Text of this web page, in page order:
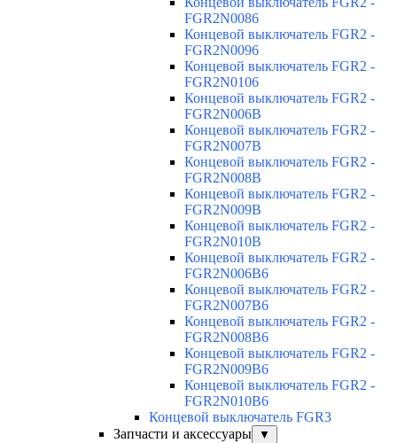
FGR2N0086
Концевой выключатель FGR2 -
FGR2N0096
Концевой выключатель FGR2 -
FGR2N0106
Концевой выключатель FGR2 -
FGR2N006B
Концевой выключатель FGR2 -
FGR2N007B
Концевой выключатель FGR2 -
FGR2N008B
Концевой выключатель FGR2 -
FGR2N009B
Концевой выключатель FGR2 -
FGR2N010B
Концевой выключатель FGR2 -
FGR2N006B6
Концевой выключатель FGR2 -
FGR2N007B6
Концевой выключатель FGR2 -
FGR2N008B6
Концевой выключатель FGR2 -
FGR2N009B6
Концевой выключатель FGR2 -
FGR2N010B6
Концевой выключатель FGR3
Запчасти и аксессуары
▼